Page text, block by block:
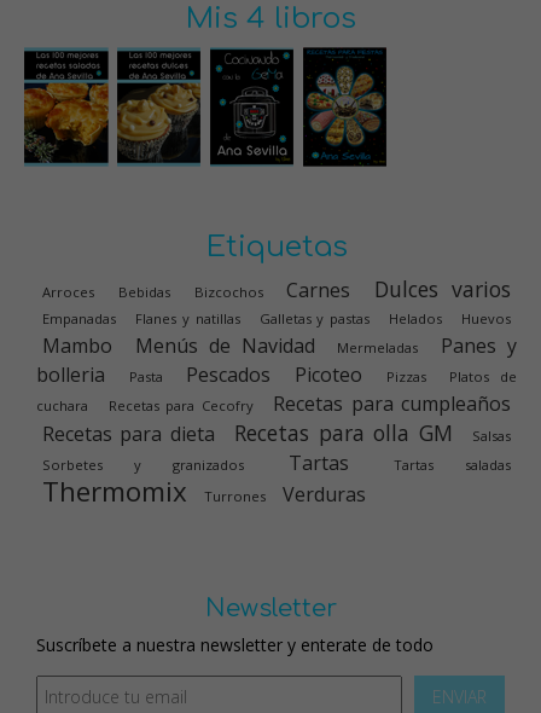
Mis 4 libros
Etiquetas
Arroces Bebidas Bizcochos Carnes Dulces varios
Empanadas Flanes y natillas Galletas y pastas Helados Huevos
Mambo Menús de Navidad Mermeladas
Panes y
bolleria
Pasta Pescados Picoteo Pizzas
Platos de
cuchara
Recetas para Cecofry
Recetas para cumpleaños
Recetas para dieta
Recetas para olla GM
Salsas
Sorbetes y granizados
Tartas Tartas saladas
Thermomix Turrones Verduras
Newsletter
Suscríbete a nuestra newsletter y enterate de todo
ENVIAR